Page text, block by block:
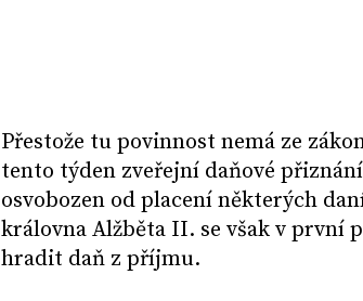
Přestože tu povinnost nemá ze
tento týden zveřejní daňové
osvobozen od placení některých
královna Alžběta II. se však v první
hradit daň z příjmu.